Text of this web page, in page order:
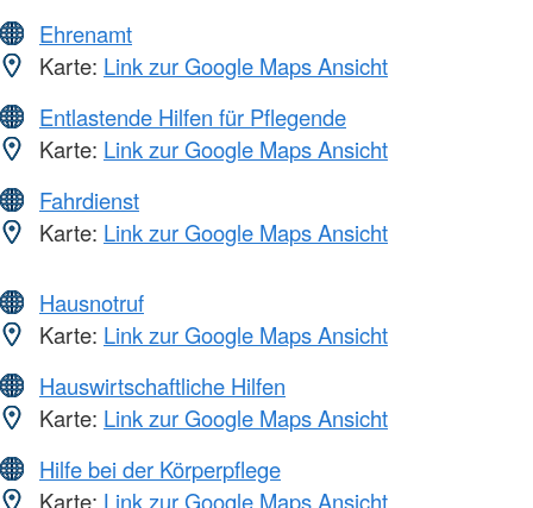
Ehrenamt
Karte: Link zur Google Maps Ansicht
Entlastende Hilfen für Pflegende
Karte: Link zur Google Maps Ansicht
Fahrdienst
Karte: Link zur Google Maps Ansicht
Hausnotruf
Karte: Link zur Google Maps Ansicht
Hauswirtschaftliche Hilfen
Karte: Link zur Google Maps Ansicht
Hilfe bei der Körperpflege
Karte: Link zur Google Maps Ansicht